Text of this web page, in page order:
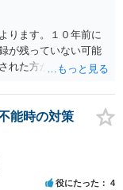
ります。１０年前に
が残っていない可能
れた方が良いかと思
能時の対策
役にたった 4